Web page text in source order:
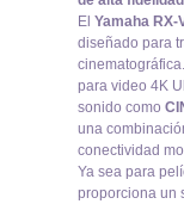
El Yamaha RX-
diseñado para
para video 4K
sonido como
una
conectividad
Ya sea para
proporciona un